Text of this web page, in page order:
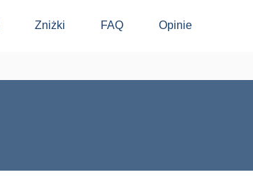
Zniżki FAQ Opinie